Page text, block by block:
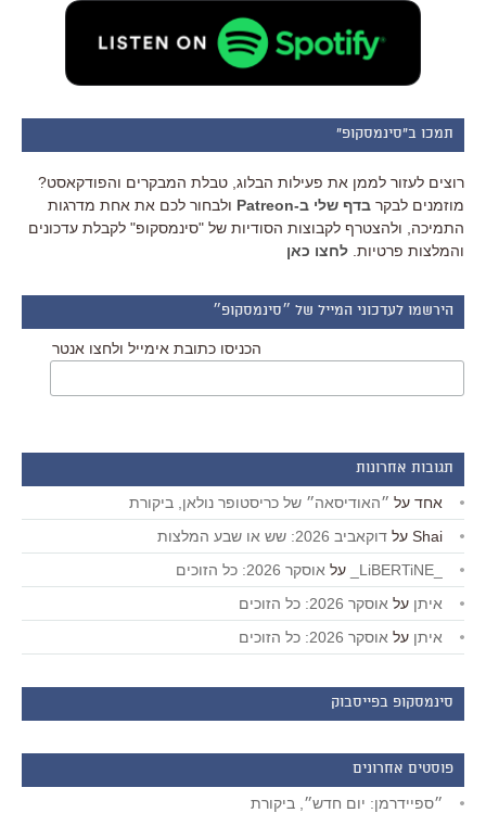
תמכו ב"סינמסקופ"
רוצים לעזור לממן את פעילות הבלוג, טבלת המבקרים והפודקאסט?
מוזמנים לבקר בדף שלי ב-Patreon
ולבחור לכם את אחת מדרגות
התמיכה, ולהצטרף לקבוצות הסודיות של "סינמסקופ" לקבלת עדכונים
והמלצות פרטיות. לחצו כאן
הירשמו לעדכוני המייל של ״סינמסקופ״
הכניסו כתובת אימייל ולחצו אנטר
תגובות אחרונות
אחד על ״האודיסאה״ של כריסטופר נולאן, ביקורת
Shai על דוקאביב 2026: שש או שבע המלצות
על אוסקר 2026: כל הזוכים
איתן על אוסקר 2026: כל הזוכים
איתן על אוסקר 2026: כל הזוכים
סינמסקופ בפייסבוק
פוסטים אחרונים
״ספיידרמן: יום חדש״, ביקורת